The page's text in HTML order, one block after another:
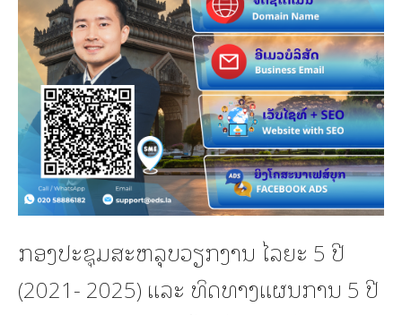
ກອງປະຊຸມສະຫລຸບວຽກງານ ໄລຍະ 5 ປີ
(2021- 2025) ແລະ ທິດທາງແຜນການ 5 ປີ